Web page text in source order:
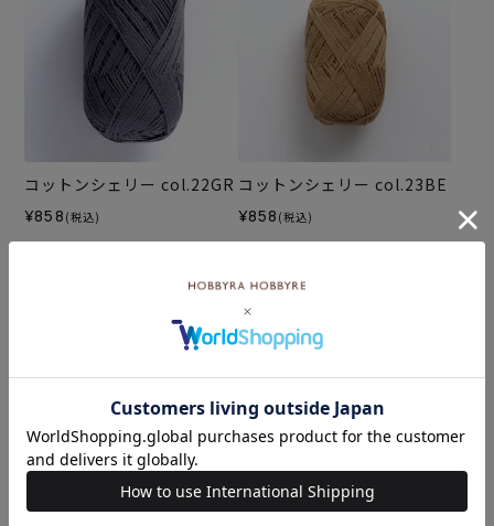
コットンシェリー col.22GR
¥858 (税込)
コットンシェリー col.23BE
¥858 (税込)
カテゴリーから探す
生地